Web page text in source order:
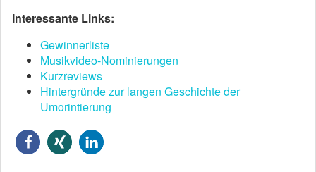
Interessante Links:
Gewinnerliste
Musikvideo-Nominierungen
Kurzreviews
Hintergründe zur langen Geschichte der
Umorintierung